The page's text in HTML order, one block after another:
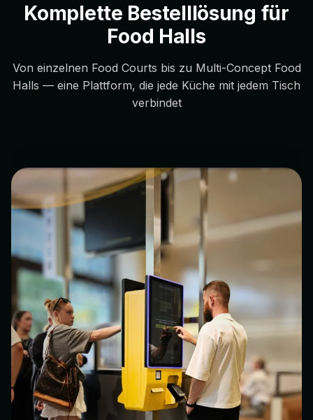
Komplette Bestelllösung für
Food Halls
Von einzelnen Food Courts bis zu Multi-Concept Food
Halls — eine Plattform, die jede Küche mit jedem Tisch
verbindet